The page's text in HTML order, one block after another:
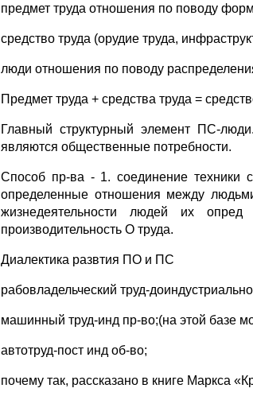
предмет труда отношения по поводу
средство труда (орудие труда,
люди отношения по поводу
Предмет труда + средства труда =
Главный структурный элемент ПС-
являются общественные потребности.
Способ пр-ва - 1. соединение техники
определенные отношения между
жизнедеятельности людей их опред
производительность О труда.
Диалектика развтия ПО и ПС
рабовладельческий труд-
машинный труд-инд пр-во;(на этой базе
автотруд-пост инд об-во;
почему так, рассказано в книге Маркса